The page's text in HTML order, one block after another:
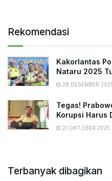
Rekomendasi
Kakorlantas
Nataru 2025
28 DESEMBER
Tegas!
Korupsi Harus
21 OKTOBER 2025
Terbanyak dibagikan